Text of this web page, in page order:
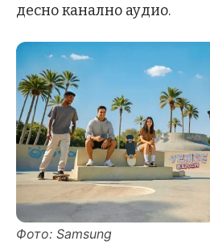
десно канално аудио.
Фото: Samsung